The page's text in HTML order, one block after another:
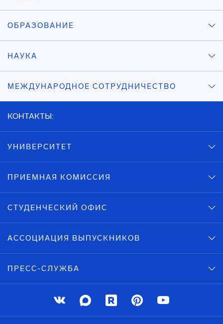
ОБРАЗОВАНИЕ
НАУКА
МЕЖДУНАРОДНОЕ СОТРУДНИЧЕСТВО
КОНТАКТЫ:
УНИВЕРСИТЕТ
ПРИЕМНАЯ КОМИССИЯ
СТУДЕНЧЕСКИЙ ОФИС
АССОЦИАЦИЯ ВЫПУСКНИКОВ
ПРЕСС-СЛУЖБА